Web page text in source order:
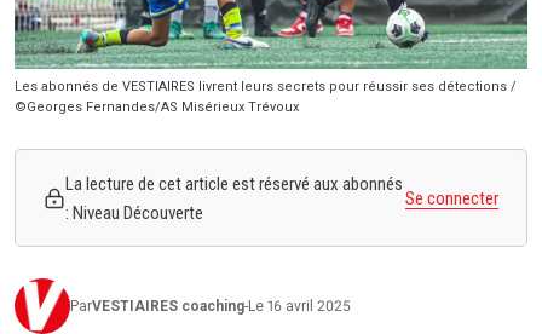
Les abonnés de VESTIAIRES livrent leurs secrets pour réussir ses détections /
©Georges Fernandes/AS Misérieux Trévoux
La lecture de cet article est réservé aux abonnés
: Niveau Découverte
Se connecter
ParVESTIAIRES coaching-Le 16 avril 2025